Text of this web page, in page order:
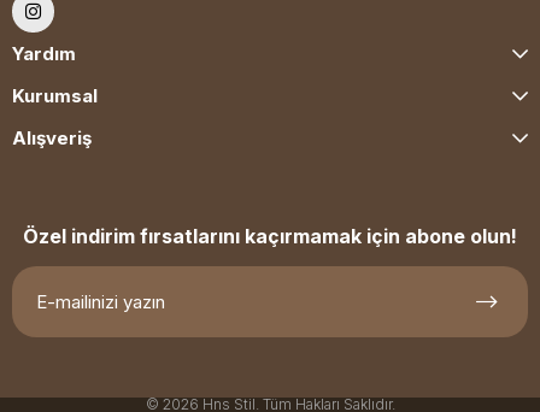
Yardım
Kurumsal
Alışveriş
Özel indirim fırsatlarını kaçırmamak için abone olun!
© 2026 Hns Stil. Tüm Hakları Saklıdır.